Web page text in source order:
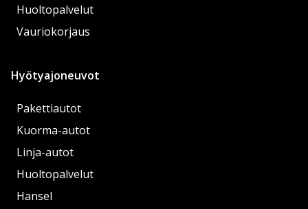
Huoltopalvelut
Vauriokorjaus
Hyötyajoneuvot
Pakettiautot
Kuorma-autot
Linja-autot
Huoltopalvelut
Hansel